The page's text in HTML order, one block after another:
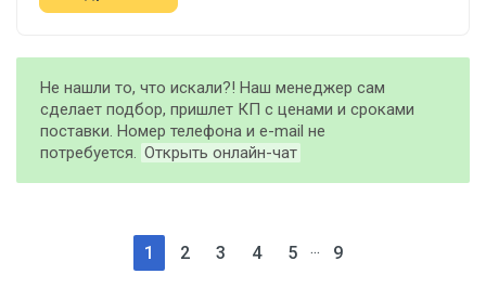
Не нашли то, что искали?! Наш менеджер сам
сделает подбор, пришлет КП с ценами и сроками
поставки. Номер телефона и e-mail не
потребуется.
Открыть онлайн-чат
1 2 3 4 5 ... 9